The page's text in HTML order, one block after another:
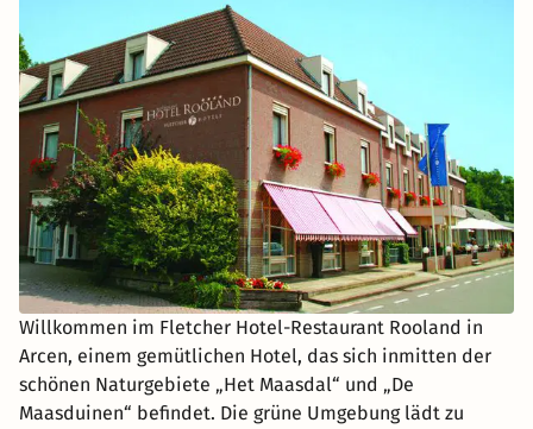
Willkommen im Fletcher Hotel-Restaurant Rooland in
Arcen, einem gemütlichen Hotel, das sich inmitten der
schönen Naturgebiete „Het Maasdal“ und „De
Maasduinen“ befindet. Die grüne Umgebung lädt zu